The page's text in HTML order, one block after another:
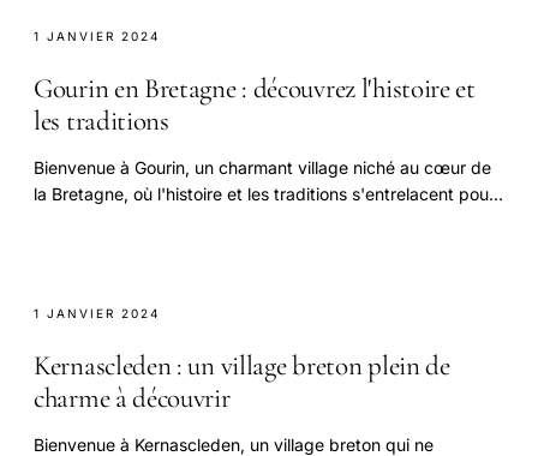
1 JANVIER 2024
Gourin en Bretagne : découvrez l'histoire et
les traditions
Bienvenue à Gourin, un charmant village niché au cœur de
la Bretagne, où l'histoire et les traditions s'entrelacent pour
1 JANVIER 2024
Kernascleden : un village breton plein de
charme à découvrir
Bienvenue à Kernascleden, un village breton qui ne